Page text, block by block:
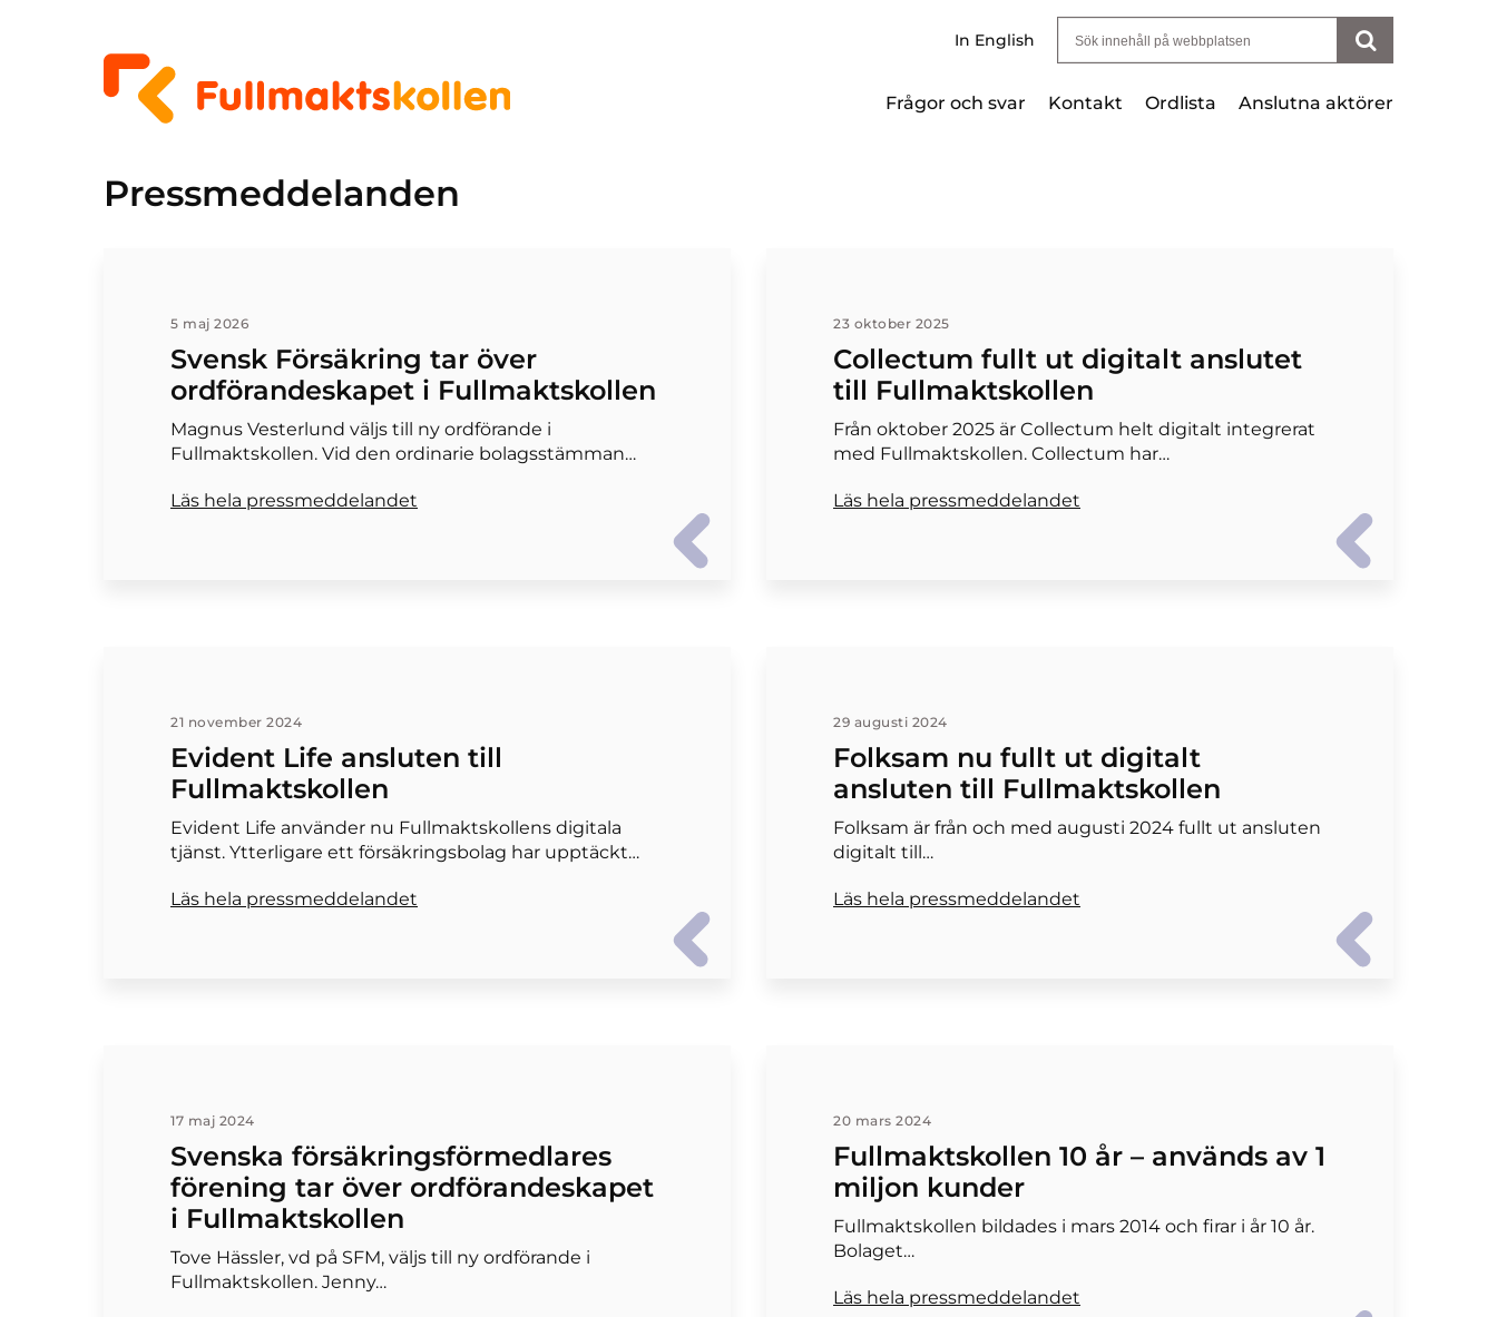
In English
Sök efter:
Frågor och svar Kontakt Ordlista Anslutna aktörer
Pressmeddelanden
5 maj 2026
Svensk Försäkring tar över
ordförandeskapet i Fullmaktskollen
Magnus Vesterlund väljs till ny ordförande i
Fullmaktskollen. Vid den ordinarie bolagsstämman…
Läs hela pressmeddelandet
23 oktober 2025
Collectum fullt ut digitalt anslutet
till Fullmaktskollen
Från oktober 2025 är Collectum helt digitalt integrerat
med Fullmaktskollen. Collectum har…
Läs hela pressmeddelandet
21 november 2024
Evident Life ansluten till
Fullmaktskollen
Evident Life använder nu Fullmaktskollens digitala
tjänst. Ytterligare ett försäkringsbolag har upptäckt…
Läs hela pressmeddelandet
29 augusti 2024
Folksam nu fullt ut digitalt
ansluten till Fullmaktskollen
Folksam är från och med augusti 2024 fullt ut ansluten
digitalt till…
Läs hela pressmeddelandet
17 maj 2024
Svenska försäkringsförmedlares
förening tar över ordförandeskapet
i Fullmaktskollen
Tove Hässler, vd på SFM, väljs till ny ordförande i
Fullmaktskollen. Jenny…
20 mars 2024
Fullmaktskollen 10 år – används av 1
miljon kunder
Fullmaktskollen bildades i mars 2014 och firar i år 10 år.
Bolaget…
Läs hela pressmeddelandet